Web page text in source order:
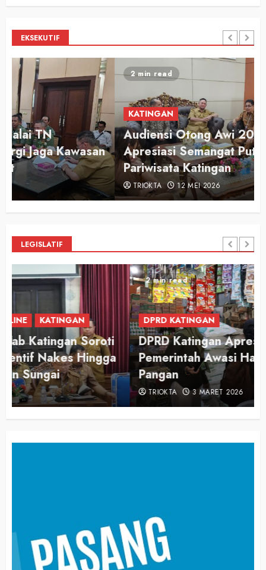
EKSEKUTIF
2 min read
KATINGAN
Audiensi Otong Awi 2026, Bupati Saiful
Apresiasi Semangat Putra-Putri
Pariwisata Katingan
TRIOKTA 12 MEI 2026
LEGISLATIF
2 min read
DPRD KATINGAN
DPRD Katingan Apresiasi Langkah
Pemerintah Awasi Harga dan Kualitas
Pangan
TRIOKTA 3 MARET 2026